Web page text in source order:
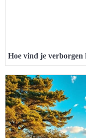
Hoe vind je verborgen